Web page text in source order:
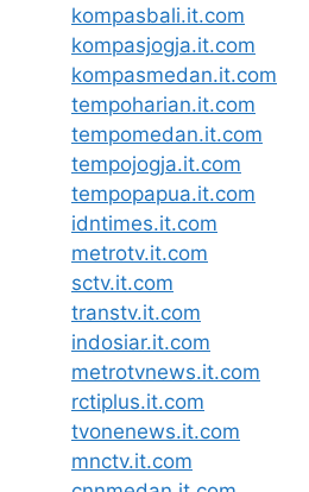
kompasbali.it.com
kompasjogja.it.com
kompasmedan.it.com
tempoharian.it.com
tempomedan.it.com
tempojogja.it.com
tempopapua.it.com
idntimes.it.com
metrotv.it.com
sctv.it.com
transtv.it.com
indosiar.it.com
metrotvnews.it.com
rctiplus.it.com
tvonenews.it.com
mnctv.it.com